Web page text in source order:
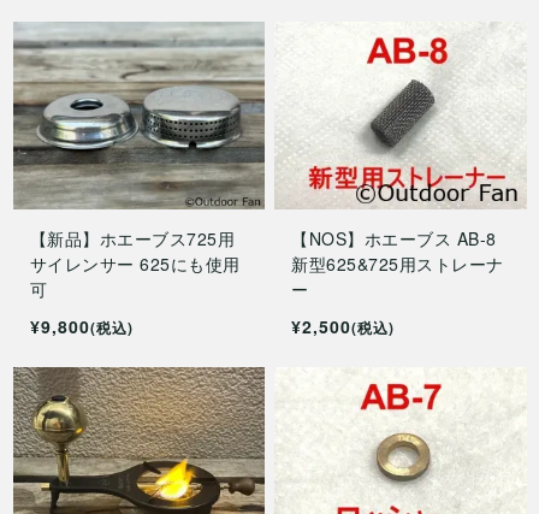
【新品】ホエーブス725用
サイレンサー 625にも使用
可
¥9,800(税込)
【NOS】ホエーブス AB-8
新型625&725用ストレーナ
ー
¥2,500(税込)